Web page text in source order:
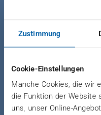
Zustimmung
Cookie-Einstellungen
Manche Cookies, die wir
die Funktion der Website
uns, unser Online-
METAL
System
even with long
sheet metal forming.